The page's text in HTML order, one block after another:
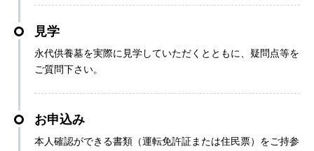
見学
永代供養墓を実際に見学していただくとともに、疑問点等を
ご質問下さい。
お申込み
本人確認ができる書類（運転免許証または住民票）をご持参